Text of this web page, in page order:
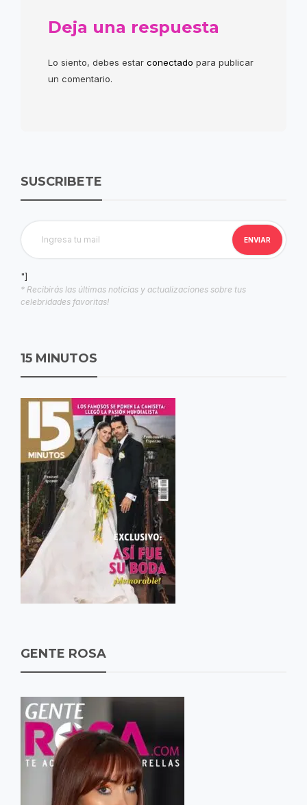
Deja una respuesta
Lo siento, debes estar conectado para publicar
un comentario.
SUSCRIBETE
"]
* Recibirás las últimas noticias y actualizaciones sobre tus
celebridades favoritas!
15 MINUTOS
GENTE ROSA